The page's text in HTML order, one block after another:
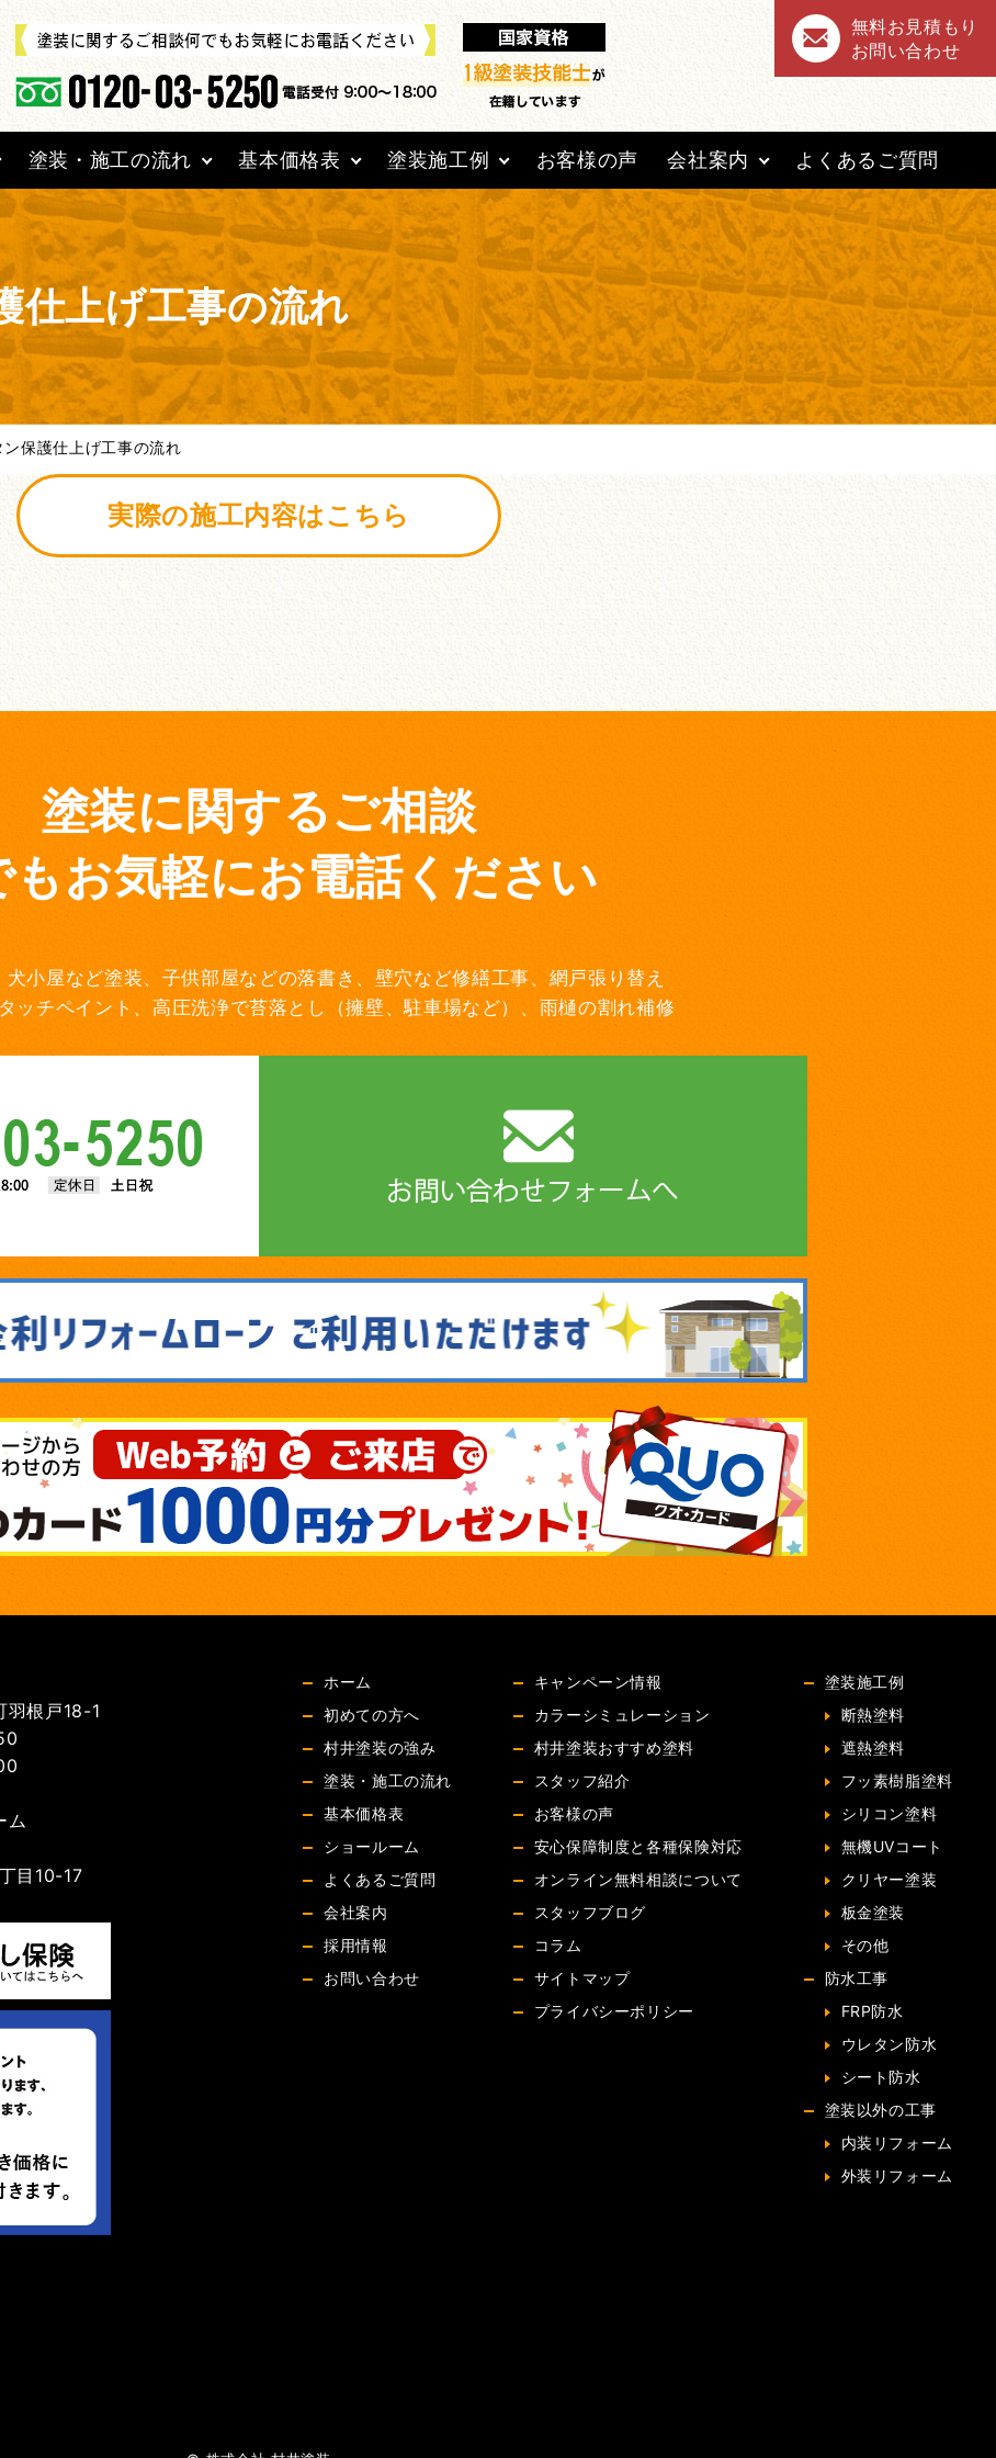
無料お見積もり
お問い合わせ
塗装・施工の流れ 基本価格表 塗装施工例 お客様の声 会社案内 よくあるご質問
仕上げ工事の流れ
保護仕上げ工事の流れ
実際の施工内容はこちら
塗装に関するご相談
もお気軽にお電話ください
犬小屋など塗装、子供部屋などの落書き、壁穴など修繕工事、網戸張り替え
ッチペイント、高圧洗浄で苔落とし（擁壁、駐車場など）、雨樋の割れ補修
羽根戸18-1
ム
目10-17
ホーム
初めての方へ
村井塗装の強み
塗装・施工の流れ
基本価格表
ショールーム
よくあるご質問
会社案内
採用情報
お問い合わせ
キャンペーン情報
カラーシミュレーション
村井塗装おすすめ塗料
スタッフ紹介
お客様の声
安心保障制度と各種保険対応
オンライン無料相談について
スタッフブログ
コラム
サイトマップ
プライバシーポリシー
塗装施工例
断熱塗料
遮熱塗料
フッ素樹脂塗料
シリコン塗料
無機UVコート
クリヤー塗装
板金塗装
その他
防水工事
FRP防水
ウレタン防水
シート防水
塗装以外の工事
内装リフォーム
外装リフォーム